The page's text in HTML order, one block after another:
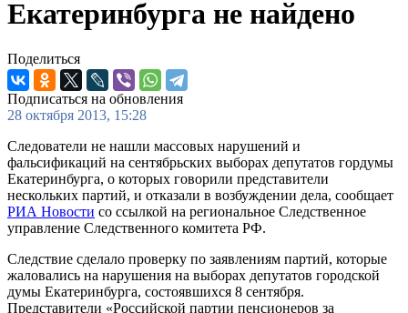
Екатеринбурга не найдено
Поделиться
Подписаться на обновления
28 октября 2013, 15:28
Следователи не нашли массовых нарушений и
фальсификаций на сентябрьских выборах депутатов гордумы
Екатеринбурга, о которых говорили представители
нескольких партий, и отказали в возбуждении дела, сообщает
РИА Новости со ссылкой на региональное Следственное
управление Следственного комитета РФ.
Следствие сделало проверку по заявлениям партий, которые
жаловались на нарушения на выборах депутатов городской
думы Екатеринбурга, состоявшихся 8 сентября.
Представители «Российской партии пенсионеров за